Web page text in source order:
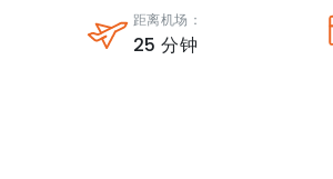
距离机场：
25 分钟